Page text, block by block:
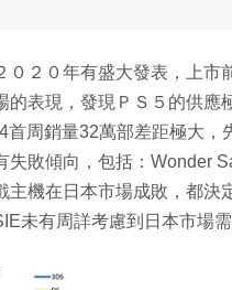
０２０年有盛大發表，上
的表現，發現ＰＳ５的供
首周銷量32萬部差距極大
失敗傾向，包括：Wonder
主機在日本市場成敗，都
未有周詳考慮到日本市場